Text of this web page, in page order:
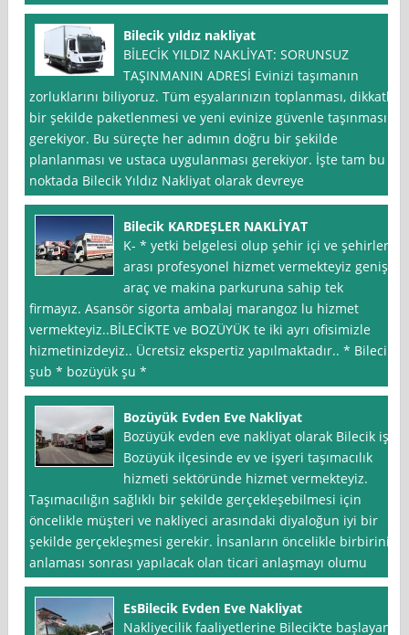
Bilecik yıldız nakliyat
BİLECİK YILDIZ NAKLİYAT: SORUNSUZ
TAŞINMANIN ADRESİ Evinizi taşımanın
zorluklarını biliyoruz. Tüm eşyalarınızın toplanması, dikkatli
bir şekilde paketlenmesi ve yeni evinize güvenle taşınması
gerekiyor. Bu süreçte her adımın doğru bir şekilde
planlanması ve ustaca uygulanması gerekiyor. İşte tam bu
noktada Bilecik Yıldız Nakliyat olarak devreye
Bilecik KARDEŞLER NAKLİYAT
K- * yetki belgelesi olup şehir içi ve şehirler
arası profesyonel hizmet vermekteyiz geniş
araç ve makina parkuruna sahip tek
firmayız. Asansör sigorta ambalaj marangoz lu hizmet
vermekteyiz..BİLECİKTE ve BOZÜYÜK te iki ayrı ofisimizle
hizmetinizdeyiz.. Ücretsiz ekspertiz yapılmaktadır.. * Bilecik
şub * bozüyük şu *
Bozüyük Evden Eve Nakliyat
Bozüyük evden eve nakliyat olarak Bilecik işi
Bozüyük ilçesinde ev ve işyeri taşımacılık
hizmeti sektöründe hizmet vermekteyiz.
Taşımacılığın sağlıklı bir şekilde gerçekleşebilmesi için
öncelikle müşteri ve nakliyeci arasındaki diyaloğun iyi bir
şekilde gerçekleşmesi gerekir. İnsanların öncelikle birbirini
anlaması sonrası yapılacak olan ticari anlaşmayı olumu
EsBilecik Evden Eve Nakliyat
Nakliyecilik faaliyetlerine Bilecik’te başlayan